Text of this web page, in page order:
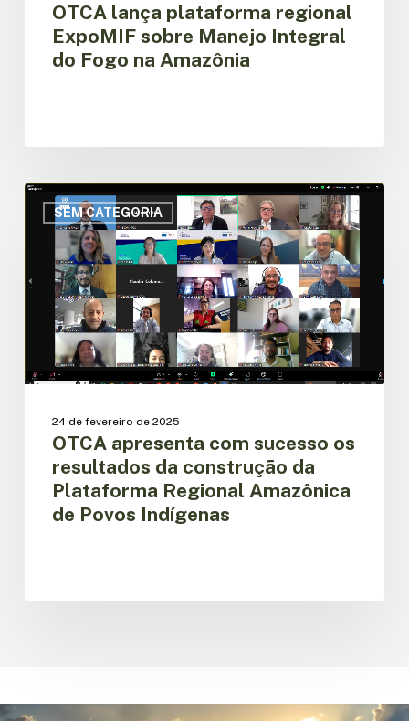
OTCA lança plataforma regional
ExpoMIF sobre Manejo Integral
do Fogo na Amazônia
SEM CATEGORIA
OTCA
apresenta
sucesso
resultados
construção
Plataforma
Povos
Indígenas
24 de fevereiro de 2025
OTCA apresenta com sucesso os
resultados da construção da
Plataforma Regional Amazônica
de Povos Indígenas